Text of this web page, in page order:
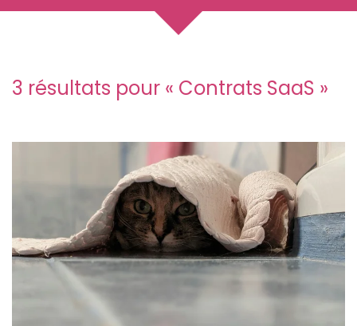
3 résultats pour « Contrats SaaS »